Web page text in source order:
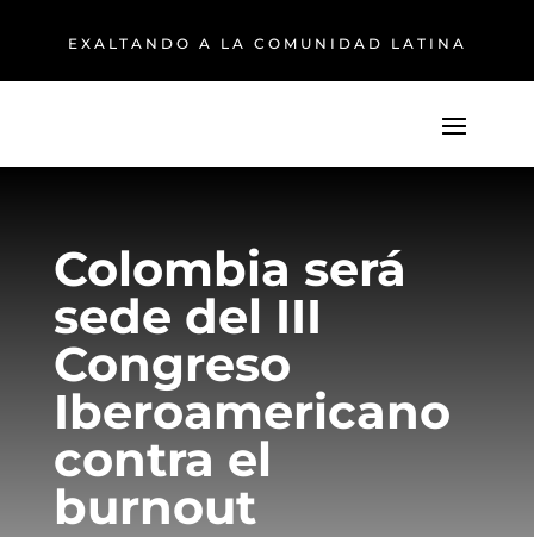
EXALTANDO A LA COMUNIDAD LATINA
Colombia será
sede del III
Congreso
Iberoamericano
contra el
burnout